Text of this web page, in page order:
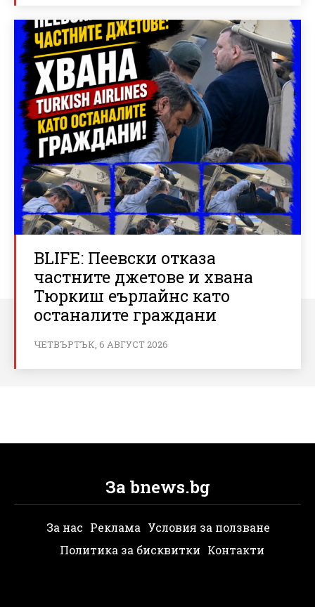
BLIFE: Пеевски отказа
частните джетове и хвана
Тюркиш еърлайнс като
останалите граждани
ЧЕТВЪРТЪК, 6 АВГУСТ 2026
За bnews.bg
За нас Реклама Условия за ползване
Политика за бисквитки Контакти